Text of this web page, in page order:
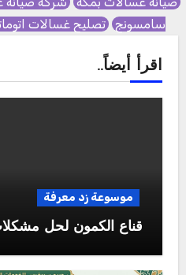
سامسونج تصليح غسالات
اقرأ أيضاً..
موسوعة زد معرفة
قناع الكمون لحل